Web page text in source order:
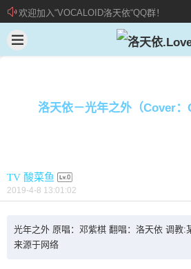
欢迎加入“VOCALOID洛天依“QQ群！
加入本站管理团队
新 • 文章发布须知
洛天依－光年之外（Cover：
TV 酸菜鱼
2019-4-8 13:01:02
光年之外 原唱：邓紫棋 翻唱：洛天依 调教:
来源于网络
TV 酸菜鱼 @ 洛天依.Love
洛天依－光年之外（
紫棋）